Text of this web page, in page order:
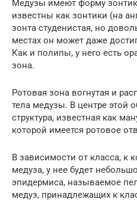
Медузы имеют форму
известны как зонтики (на
зонта студенистая, но
местах он может даже
Как и полипы, у него есть
зона.
Ротовая зона вогнутая и
тела медузы. В центре этой
структура, известная как
которой имеется ротовое
В зависимости от класса, к
медуза, у нее будет
эпидермиса, называемое
медуз, принадлежащих к